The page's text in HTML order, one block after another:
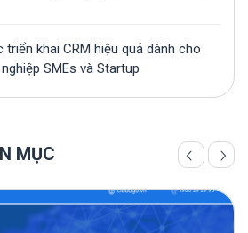
triển khai CRM hiệu quả dành cho
SMEs và Startup
MỤC